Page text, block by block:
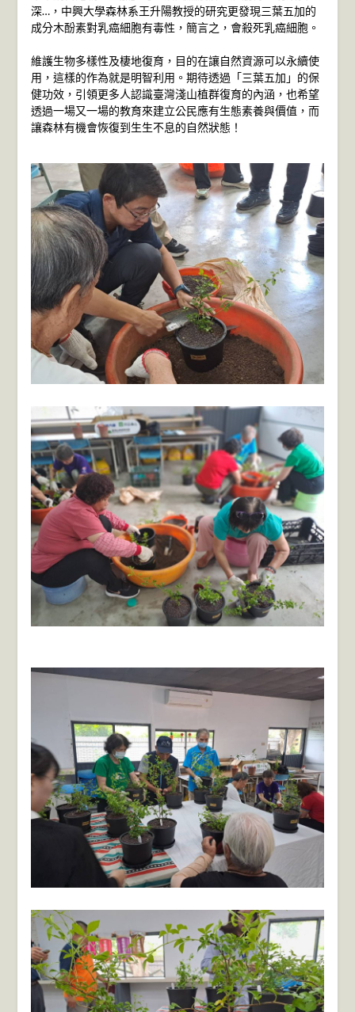
深…，中興大學森林系王升陽教授的研究更發現三葉五加的
成分木酚素對乳癌細胞有毒性，簡言之，會殺死乳癌細胞。
維護生物多樣性及棲地復育，目的在讓自然資源可以永續使
用，這樣的作為就是明智利用。期待透過「三葉五加」的保
健功效，引領更多人認識臺灣淺山植群復育的內涵，也希望
透過一場又一場的教育來建立公民應有生態素養與價值，而
讓森林有機會恢復到生生不息的自然狀態！